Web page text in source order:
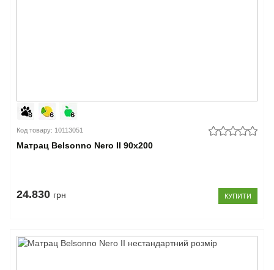
Код товару: 10113051
Матрац Belsonno Nero II 90x200
24.830 грн КУПИТИ